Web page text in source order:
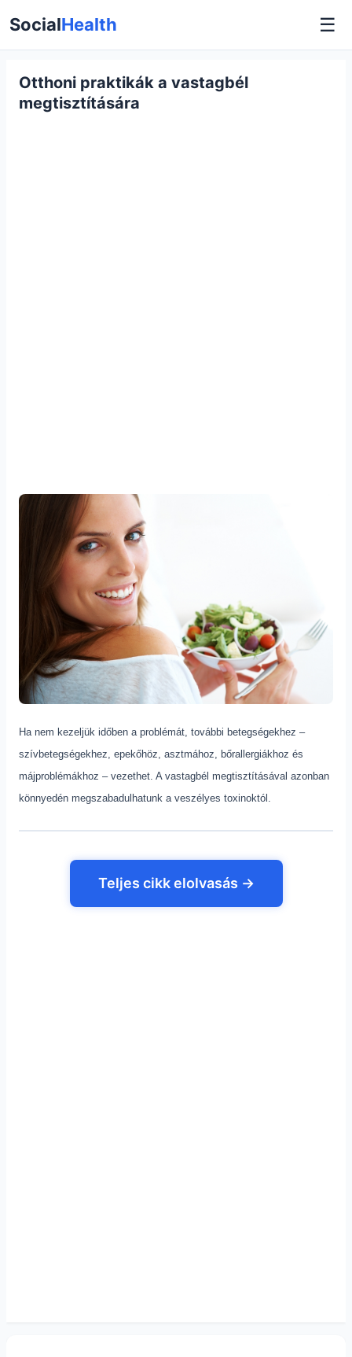
SocialHealth ☰
Otthoni praktikák a vastagbél
megtisztítására
Ha nem kezeljük időben a problémát, további betegségekhez –
szívbetegségekhez, epekőhöz, asztmához, bőrallergiákhoz és
májproblémákhoz – vezethet. A vastagbél megtisztításával azonban
könnyedén megszabadulhatunk a veszélyes toxinoktól.
Teljes cikk elolvasás →